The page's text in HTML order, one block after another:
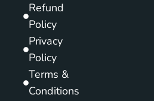
Refund
Policy
Privacy
Policy
Terms &
Conditions